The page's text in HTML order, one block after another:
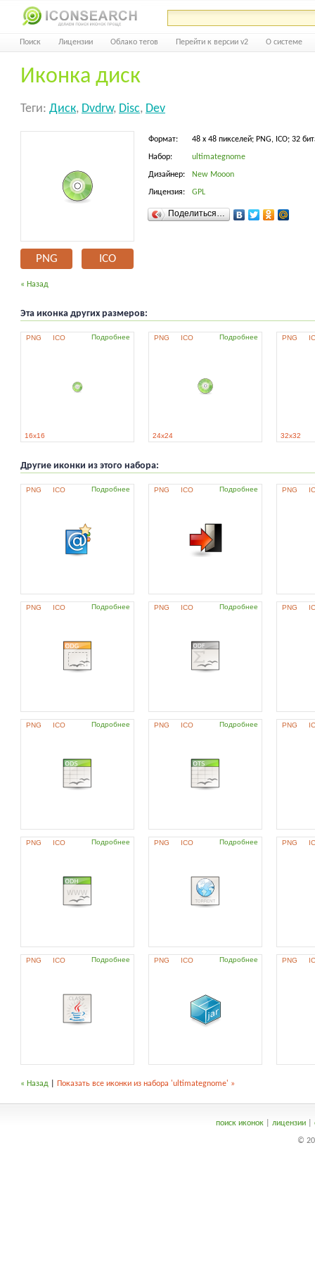
Поиск Лицензии Облако тегов Перейти к версии v2 О системе
Иконка диск
Теги: Диск, Dvdrw, Disc, Dev
PNG ICO
Формат: 48 x 48 пикселей; PNG, ICO; 32
Набор: ultimategnome
Дизайнер: New Mooon
Лицензия: GPL
Поделиться…
« Назад
Эта иконка других размеров:
PNG ICO Подробнее
16x16
PNG ICO Подробнее
24x24
PNG
32x32
Другие иконки из этого набора:
PNG ICO Подробнее PNG ICO Подробнее PNG
PNG ICO Подробнее PNG ICO Подробнее PNG
PNG ICO Подробнее PNG ICO Подробнее PNG
PNG ICO Подробнее PNG ICO Подробнее PNG
PNG ICO Подробнее PNG ICO Подробнее PNG
« Назад Показать все иконки из набора 'ultimategnome' »
поиск иконок| лицензии|
©